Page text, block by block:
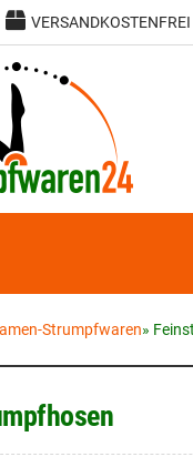
Registrieren
Strumpfwaren»